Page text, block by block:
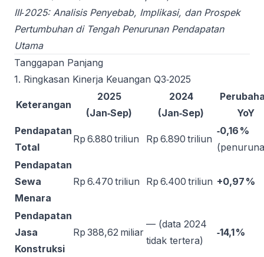
III‑2025: Analisis Penyebab, Implikasi, dan Prospek
Pertumbuhan di Tengah Penurunan Pendapatan
Utama
Tanggapan Panjang
1. Ringkasan Kinerja Keuangan Q3‑2025
Keterangan
2025
(Jan‑Sep)
2024
(Jan‑Sep)
YoY
Pendapatan
Total
Rp 6.880 triliun Rp 6.890 triliun
‑0,16 %
Pendapatan
Sewa
Menara
Rp 6.470 triliun Rp 6.400 triliun +0,97 %
Pendapatan
Jasa
Konstruksi
Rp 388,62 miliar
— (data 2024
tidak tertera)
‑14,1 %